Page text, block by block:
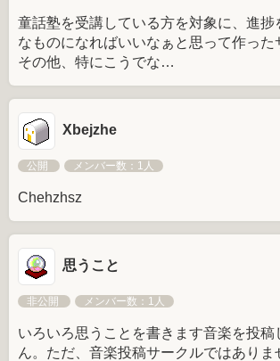
童話塾を受講している方を対象に、進捗
なものになればいいなぁと思って作った
その他、特にこうでな…
Xbejzhe
公開 メンバー数：1人
Chehzhsz
思うこと
非公開 メンバー数：1人
いろいろ思うことを書きます音楽を投稿
ん。ただ、音楽投稿サークルではありま